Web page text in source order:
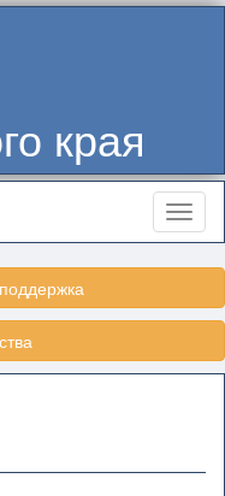
края
Меню